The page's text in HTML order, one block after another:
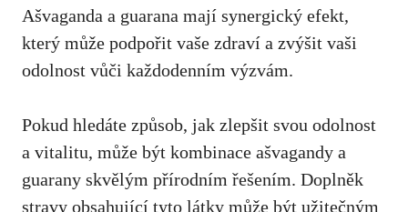
Ašvaganda a guarana mají synergický efekt,
který může podpořit vaše zdraví a zvýšit vaši
odolnost vůči každodenním výzvám.
Pokud hledáte způsob, jak zlepšit svou odolnost
a vitalitu, může být kombinace ašvagandy a
guarany skvělým přírodním řešením. Doplněk
stravy obsahující tyto látky může být užitečným